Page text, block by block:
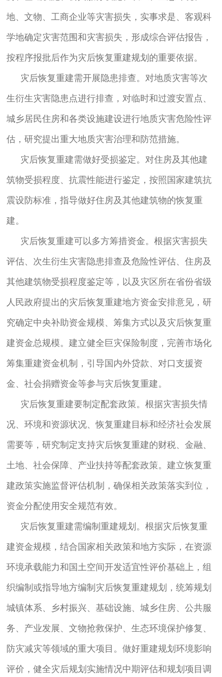
地、文物、工商企业等灾害损失，实事求是、客观科
学地确定灾害范围和灾害损失，形成综合评估报告，
按程序报批后作为灾后恢复重建规划的重要依据。
灾后恢复重建需开展隐患排查。对地质灾害等次
生衍生灾害隐患点进行排查，对临时和过渡安置点、
城乡居民住房和各类设施建设进行地质灾害危险性评
估，研究提出重大地质灾害治理和防范措施。
灾后恢复重建需做好受损鉴定。对住房及其他建
筑物受损程度、抗震性能进行鉴定，按照国家建筑抗
震设防标准，指导做好住房及其他建筑物的恢复重
建。
灾后恢复重建可以多方筹措资金。根据灾害损失
评估、次生衍生灾害隐患排查及危险性评估、住房及
其他建筑物受损程度鉴定等，以及灾区所在省份省级
人民政府提出的灾后恢复重建地方资金安排意见，研
究确定中央补助资金规模、筹集方式以及灾后恢复重
建资金总规模。建立健全巨灾保险制度，完善市场化
筹集重建资金机制，引导国内外贷款、对口支援资
金、社会捐赠资金等参与灾后恢复重建。
灾后恢复重建要制定配套政策。根据灾害损失情
况、环境和资源状况、恢复重建目标和经济社会发展
需要等，研究制定支持灾后恢复重建的财税、金融、
土地、社会保障、产业扶持等配套政策。建立恢复重
建政策实施监督评估机制，确保相关政策落实到位，
资金分配使用安全规范有效。
灾后恢复重建需编制重建规划。根据灾后恢复重
建资金规模，结合国家相关政策和地方实际，在资源
环境承载能力和国土空间开发适宜性评价基础上，组
织编制或指导地方编制灾后恢复重建规划，统筹规划
城镇体系、乡村振兴、基础设施、城乡住房、公共服
务、产业发展、文物抢救保护、生态环境保护修复、
防灾减灾等领域的重大项目。做好重建规划环境影响
评价，健全灾后规划实施情况中期评估和规划项目调